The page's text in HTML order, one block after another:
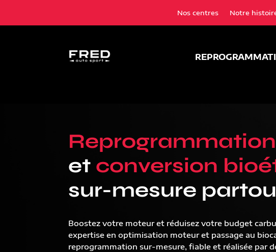
Nos centres Notre
et conversion
sur-mesure
Boostez votre moteur et réduisez votre budget
expertise en optimisation moteur et passage au
reprogrammation sur-mesure, fiable et réalisée par